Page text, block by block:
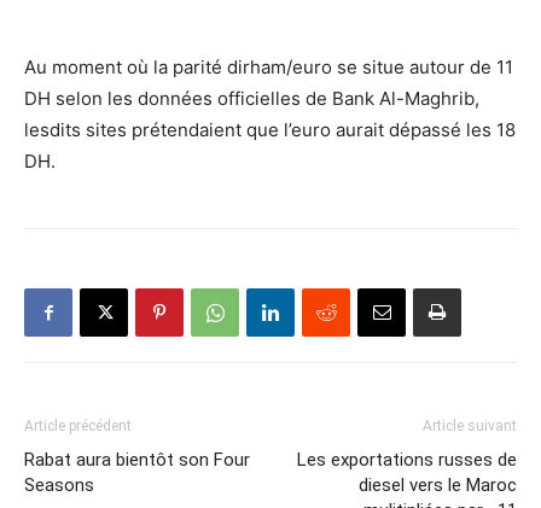
Au moment où la parité dirham/euro se situe autour de 11
DH selon les données officielles de Bank Al-Maghrib,
lesdits sites prétendaient que l’euro aurait dépassé les 18
DH.
Article précédent
Rabat aura bientôt son Four
Seasons
Article suivant
Les exportations russes de
diesel vers le Maroc